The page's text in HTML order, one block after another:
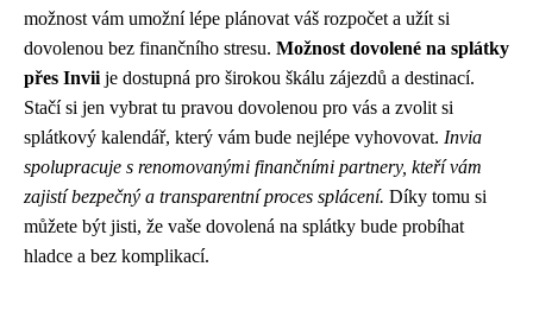
možnost vám umožní lépe plánovat váš rozpočet a užít si
dovolenou bez finančního stresu. Možnost dovolené na splátky
přes Invii je dostupná pro širokou škálu zájezdů a destinací.
Stačí si jen vybrat tu pravou dovolenou pro vás a zvolit si
splátkový kalendář, který vám bude nejlépe vyhovovat. Invia
spolupracuje s renomovanými finančními partnery, kteří vám
zajistí bezpečný a transparentní proces splácení. Díky tomu si
můžete být jisti, že vaše dovolená na splátky bude probíhat
hladce a bez komplikací.